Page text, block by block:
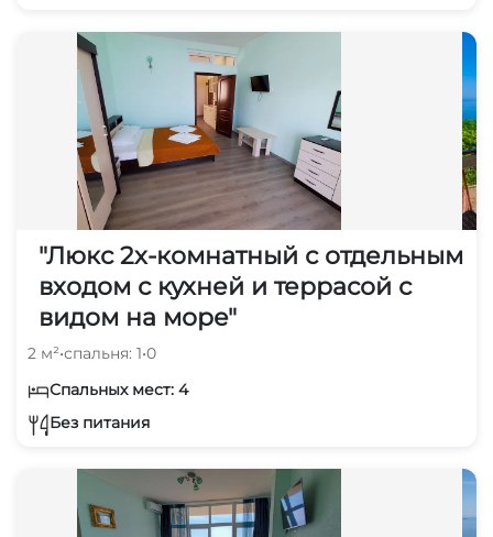
"Люкс 2х-комнатный с отдельным
входом с кухней и террасой с
видом на море"
2 м²•спальня: 1•0
Спальных мест: 4
Без питания